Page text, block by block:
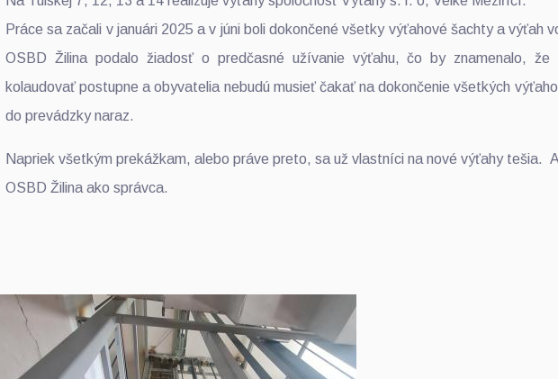
Práce sa začali v januári 2025 a v júni boli dokončené všetky výťahové šachty a výťah
OSBD Žilina podalo žiadosť o predčasné užívanie výťahu, čo by znamenalo, že
kolaudovať postupne a obyvatelia nebudú musieť čakať na dokončenie všetkých
do prevádzky naraz.
Napriek všetkým prekážkam, alebo práve preto, sa už vlastníci na nové výťahy tešia.
OSBD Žilina ako správca.